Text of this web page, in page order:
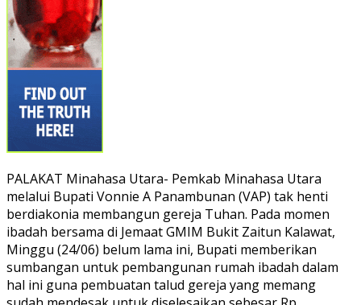
PALAKAT Minahasa Utara- Pemkab Minahasa Utara
melalui Bupati Vonnie A Panambunan (VAP) tak henti
berdiakonia membangun gereja Tuhan. Pada momen
ibadah bersama di Jemaat GMIM Bukit Zaitun Kalawat,
Minggu (24/06) belum lama ini, Bupati memberikan
sumbangan untuk pembangunan rumah ibadah dalam
hal ini guna pembuatan talud gereja yang memang